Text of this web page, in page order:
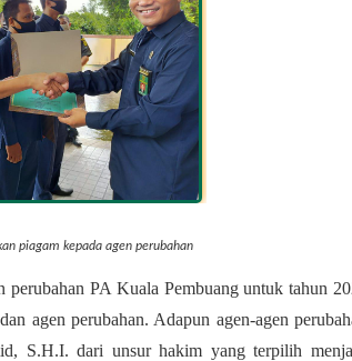
piagam kepada agen perubahan
perubahan PA Kuala Pembuang untuk tahun
agen perubahan. Adapun agen-agen
S.H.I. dari unsur hakim yang terpilih